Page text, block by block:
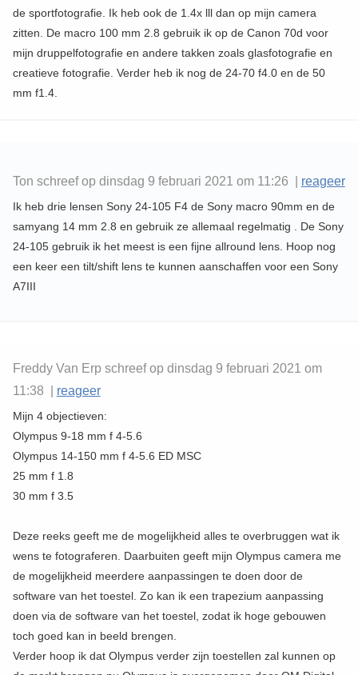
de sportfotografie. Ik heb ook de 1.4x lll dan op mijn camera
zitten. De macro 100 mm 2.8 gebruik ik op de Canon 70d voor
mijn druppelfotografie en andere takken zoals glasfotografie en
creatieve fotografie. Verder heb ik nog de 24-70 f4.0 en de 50
mm f1.4.
Ton schreef op dinsdag 9 februari 2021 om 11:26 | reageer
Ik heb drie lensen Sony 24-105 F4 de Sony macro 90mm en de
samyang 14 mm 2.8 en gebruik ze allemaal regelmatig . De Sony
24-105 gebruik ik het meest is een fijne allround lens. Hoop nog
een keer een tilt/shift lens te kunnen aanschaffen voor een Sony
A7III
Freddy Van Erp schreef op dinsdag 9 februari 2021 om
11:38 | reageer
Mijn 4 objectieven:
Olympus 9-18 mm f 4-5.6
Olympus 14-150 mm f 4-5.6 ED MSC
25 mm f 1.8
30 mm f 3.5
Deze reeks geeft me de mogelijkheid alles te overbruggen wat ik
wens te fotograferen. Daarbuiten geeft mijn Olympus camera me
de mogelijkheid meerdere aanpassingen te doen door de
software van het toestel. Zo kan ik een trapezium aanpassing
doen via de software van het toestel, zodat ik hoge gebouwen
toch goed kan in beeld brengen.
Verder hoop ik dat Olympus verder zijn toestellen zal kunnen op